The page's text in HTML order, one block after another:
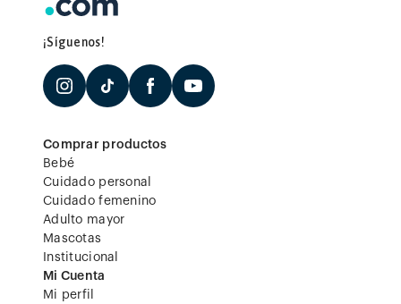
¡Síguenos!
Comprar productos
Bebé
Cuidado personal
Cuidado femenino
Adulto mayor
Mascotas
Institucional
Mi Cuenta
Mi perfil